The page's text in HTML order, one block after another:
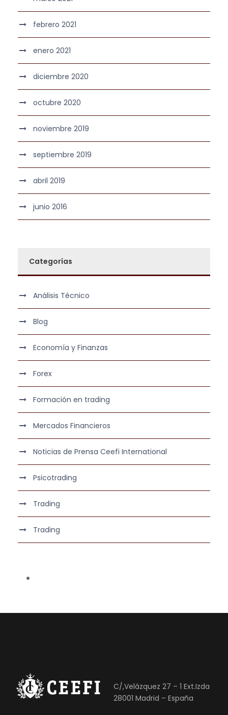
febrero 2021
enero 2021
diciembre 2020
octubre 2020
noviembre 2019
septiembre 2019
abril 2019
junio 2016
Categorías
Análisis Técnico
Blog
Economía y Finanzas
Forex
Formación en trading
Mercados Financieros
Noticias de Prensa Ceefi International
Psicotrading
Trading
Trading
C/,Velázquez 27 – 1 Ext.Izda
28001 Madrid – España